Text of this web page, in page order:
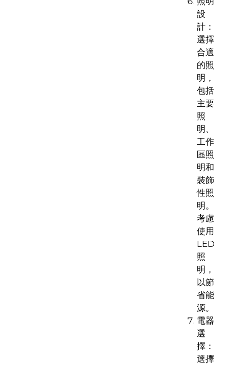
設
計：
選擇
合適
的照
明，
包括
主要
照
明、
工作
區照
明和
裝飾
性照
明。
考慮
使用
LED
照
明，
以節
省能
源。
電器
選
擇：
選擇